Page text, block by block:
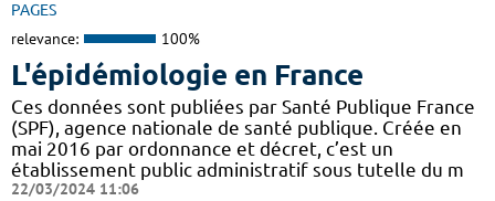
PAGES
relevance: 100%
L'épidémiologie en France
Ces données sont publiées par Santé Publique France
(SPF), agence nationale de santé publique. Créée en
mai 2016 par ordonnance et décret, c’est un
établissement public administratif sous tutelle du m
22/03/2024 11:06